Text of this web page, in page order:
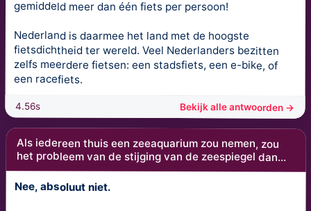
gemiddeld meer dan één fiets per persoon!
Nederland is daarmee het land met de hoogste
fietsdichtheid ter wereld. Veel Nederlanders bezitten
zelfs meerdere fietsen: een stadsfiets, een e-bike, of
een racefiets.
4.56s Bekijk alle antwoorden →
Als iedereen thuis een zeeaquarium zou nemen, zou
het probleem van de stijging van de zeespiegel dan...
Nee, absoluut niet.